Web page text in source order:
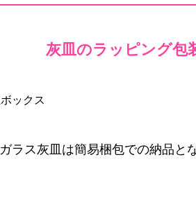
灰皿のラッピング包
ガラス灰皿は簡易梱包での納品と